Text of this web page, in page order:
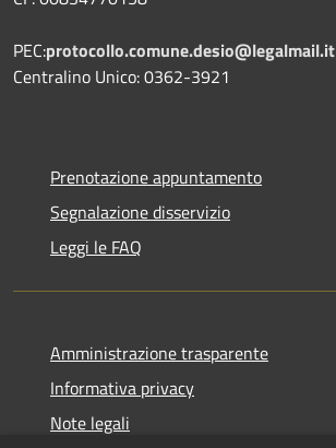
PEC:protocollo.comune.desio@legalmail.it
Centralino Unico: 0362-3921
Prenotazione appuntamento
Segnalazione disservizio
Leggi le FAQ
Amministrazione trasparente
Informativa privacy
Note legali